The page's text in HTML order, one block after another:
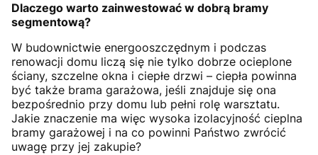
Dlaczego warto zainwestować w dobrą bramy
segmentową?
W budownictwie energooszczędnym i podczas
renowacji domu liczą się nie tylko dobrze ocieplone
ściany, szczelne okna i ciepłe drzwi – ciepła powinna
być także brama garażowa, jeśli znajduje się ona
bezpośrednio przy domu lub pełni rolę warsztatu.
Jakie znaczenie ma więc wysoka izolacyjność cieplna
bramy garażowej i na co powinni Państwo zwrócić
uwagę przy jej zakupie?